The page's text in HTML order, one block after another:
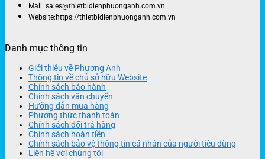
Mail: sales@thietbidienphuonganh.com.vn
Website:https://thietbidienphuonganh.com.vn
Danh mục thông tin
Giới thiệu về Phương Anh
Thông tin về chủ sở hữu Website
Chính sách bảo hành
Chính sách vận chuyển
Hưỡng dẫn mua hàng
Phương thức thanh toán
Chính sách đổi trả hàng
Chính sách hoàn tiền
Chính sách bảo vệ thông tin cá nhân của người tiêu dùng
Liên hệ với chúng tôi